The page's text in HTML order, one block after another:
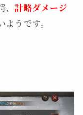
計略ダメージ
うです。